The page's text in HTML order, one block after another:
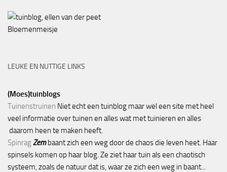
Bloemenmeisje
LEUKE EN NUTTIGE LINKS
(Moes)tuinblogs
Tuinenstruinen Niet echt een tuinblog maar wel een site met heel
veel informatie over tuinen en alles wat met tuinieren en alles
daarom heen te maken heeft.
SpinragZem baant zich een weg door de chaos die leven heet. Haar
spinsels komen op haar blog. Ze ziet haar tuin als een chaotisch
systeem, zoals de natuur dat is, waar ze zich een weg in baant...